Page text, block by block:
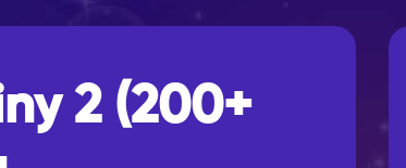
2 (200+